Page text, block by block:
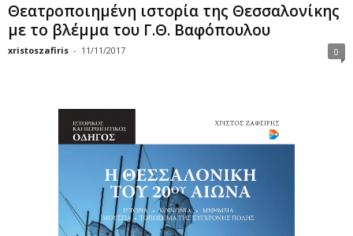
Θεατροποιημένη ιστορία της Θεσσαλονίκης
με το βλέμμα του Γ.Θ. Βαφόπουλου
xristoszafiris - 11/11/2017 0